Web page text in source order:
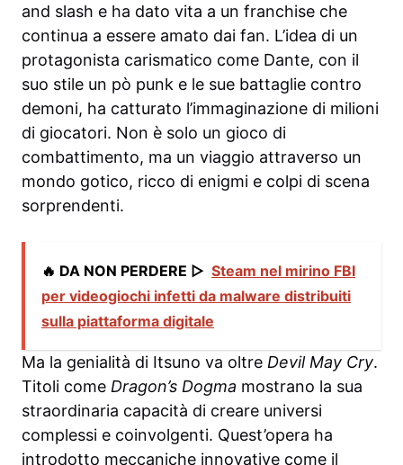
and slash e ha dato vita a un franchise che
continua a essere amato dai fan. L’idea di un
protagonista carismatico come Dante, con il
suo stile un pò punk e le sue battaglie contro
demoni, ha catturato l’immaginazione di milioni
di giocatori. Non è solo un gioco di
combattimento, ma un viaggio attraverso un
mondo gotico, ricco di enigmi e colpi di scena
sorprendenti.
🔥 DA NON PERDERE ▷ Steam nel mirino FBI
per videogiochi infetti da malware distribuiti
sulla piattaforma digitale
Ma la genialità di Itsuno va oltre Devil May Cry.
Titoli come Dragon’s Dogma mostrano la sua
straordinaria capacità di creare universi
complessi e coinvolgenti. Quest’opera ha
introdotto meccaniche innovative come il